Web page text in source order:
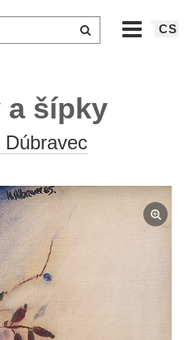
CS
a šípky
Dúbravec